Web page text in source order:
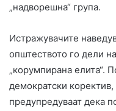
„надворешна“ група.
Истражувачите
општеството го дели
„корумпирана елита“.
демократски
предупредуваат дека